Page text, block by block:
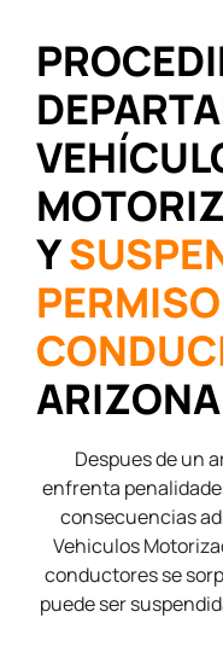
Y
ARIZONA
Despues de un
enfrenta
consecuencias
Vehiculos
conductores se
puede ser